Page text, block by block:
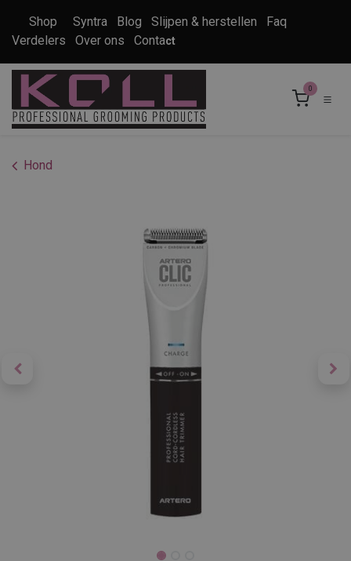
Shop Syntra Blog Slijpen & herstellen
Faq
Verdelers
Over ons Contact
0
Hond